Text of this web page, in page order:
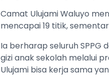
‎‎Camat Ulujami Waluyo
mencapai 19 titik,
‎‎Ia berharap seluruh SPPG
gizi anak sekolah melalui
Ulujami bisa kerja sama